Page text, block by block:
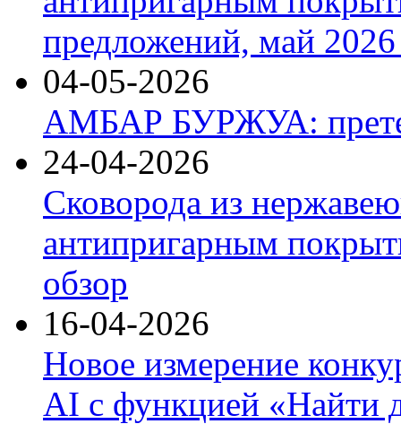
предложений, май 2026
04-05-2026
АМБАР БУРЖУА:
24-04-2026
Сковорода из
антипригарным
обзор
16-04-2026
Новое измерение
AI с функцией «Найти